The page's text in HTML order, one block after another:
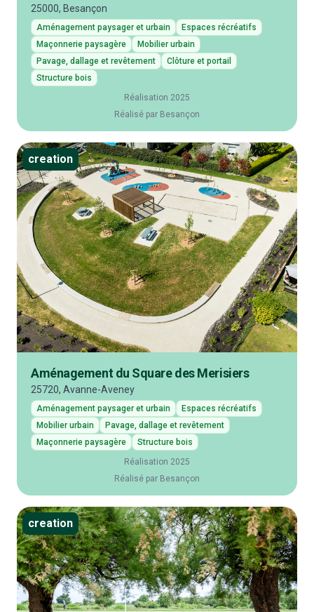
25000, Besançon
Aménagement paysager et urbain
Espaces récréatifs
Maçonnerie paysagère
Mobilier urbain
Pavage, dallage et revêtement
Clôture et portail
Structure bois
Réalisation 2025
Réalisé par Besançon
creation
Aménagement du Square des Merisiers
25720, Avanne-Aveney
Aménagement paysager et urbain
Espaces récréatifs
Mobilier urbain
Pavage, dallage et revêtement
Maçonnerie paysagère
Structure bois
Réalisation 2025
Réalisé par Besançon
creation